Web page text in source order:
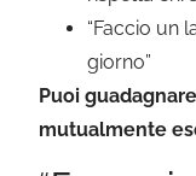
“Faccio un
giorno”
Puoi
mutualmente